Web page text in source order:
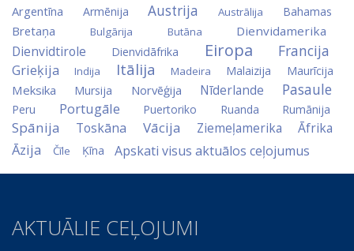
Argentīna Armēnija Austrija Austrālija Bahamas
Bretaņa Bulgārija Butāna Dienvidamerika
Dienvidtirole Dienvidāfrika Eiropa Francija
Grieķija Indija Itālija Madeira Malaizija Maurīcija
Meksika Mursija Norvēģija Nīderlande Pasaule
Peru Portugāle Puertoriko Ruanda Rumānija
Spānija Toskāna Vācija Ziemeļamerika Āfrika
Āzija Čīle Ķīna Apskati visus aktuālos ceļojumus
AKTUĀLIE CEĻOJUMI